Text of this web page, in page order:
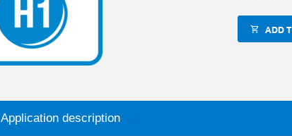
ADD
Application description